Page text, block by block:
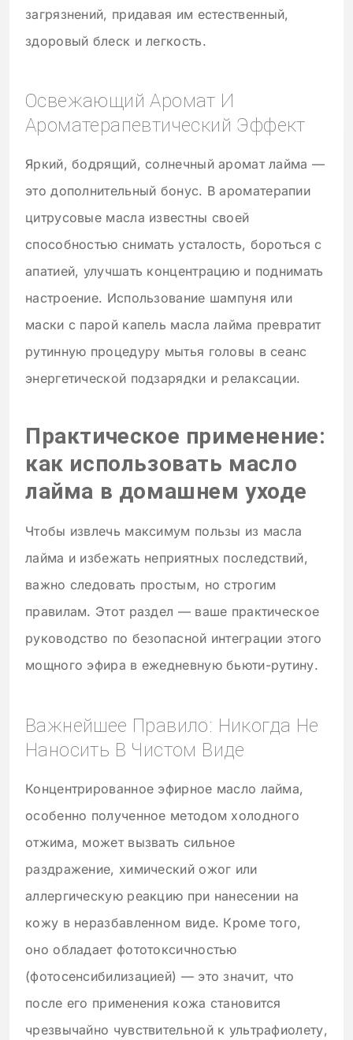
загрязнений, придавая им естественный,
здоровый блеск и легкость.
Освежающий Аромат И
Ароматерапевтический Эффект
Яркий, бодрящий, солнечный аромат лайма —
это дополнительный бонус. В ароматерапии
цитрусовые масла известны своей
способностью снимать усталость, бороться с
апатией, улучшать концентрацию и поднимать
настроение. Использование шампуня или
маски с парой капель масла лайма превратит
рутинную процедуру мытья головы в сеанс
энергетической подзарядки и релаксации.
Практическое применение:
как использовать масло
лайма в домашнем уходе
Чтобы извлечь максимум пользы из масла
лайма и избежать неприятных последствий,
важно следовать простым, но строгим
правилам. Этот раздел — ваше практическое
руководство по безопасной интеграции этого
мощного эфира в ежедневную бьюти-рутину.
Важнейшее Правило: Никогда Не
Наносить В Чистом Виде
Концентрированное эфирное масло лайма,
особенно полученное методом холодного
отжима, может вызвать сильное
раздражение, химический ожог или
аллергическую реакцию при нанесении на
кожу в неразбавленном виде. Кроме того,
оно обладает фототоксичностью
(фотосенсибилизацией) — это значит, что
после его применения кожа становится
чрезвычайно чувствительной к ультрафиолету,